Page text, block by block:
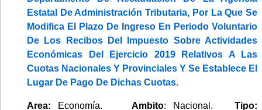
Estatal De Administración Tributaria, Por La Que Se
Modifica El Plazo De Ingreso En Periodo Voluntario
De Los Recibos Del Impuesto Sobre Actividades
Económicas Del Ejercicio 2019 Relativos A Las
Cuotas Nacionales Y Provinciales Y Se Establece El
Lugar De Pago De Dichas Cuotas.
Area: Economía. Ambito: Nacional.Tipo: